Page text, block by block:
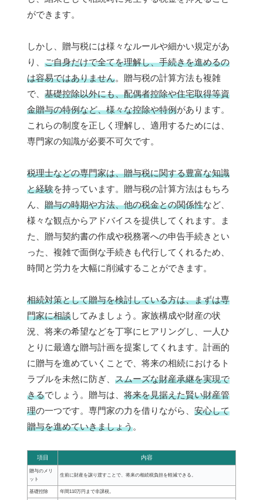
ができます。
しかし、贈与税には様々なルールや細かい規定があ
り、 ご自身だけで全てを理解し、手続きを進めるの
は容易ではありません。贈与税の計算方法も複雑
で、 基礎控除以外にも、配偶者控除や住宅取得等資
金贈与の特例など、様々な控除や特例があります。
これらの制度を正しく理解し、適用するためには、
専門家の知識が必要不可欠です。
税理士などの専門家は、贈与税に関する豊富な知識
と経験を持っています。贈与税の計算方法はもちろ
ん、 贈与の時期や方法、他の税金との関係性など、
様々な観点からアドバイスを提供してくれます。ま
た、贈与契約書の作成や税務署への申告手続きとい
った、複雑で面倒な手続きも代行してくれるため、
時間と労力を大幅に削減することができます。
相続対策として贈与を検討している方は、まずは専
門家に相談してみましょう。家族構成や財産の状
況、将来の希望などを丁寧にヒアリングし、一人ひ
とりに最適な贈与計画を提案してくれます。計画的
に贈与を進めていくことで、将来の相続におけるト
ラブルを未然に防ぎ、 スムーズな財産承継を実現で
きるでしょう。贈与は、 将来を見据えた賢い財産管
理の一つです。専門家の力を借りながら、 安心して
贈与を進めていきましょう。
項目 内容
贈与のメリ
ット
生前に財産を譲り渡すことで、将来の相続税負担を軽減できる。
基礎控除 年間110万円まで非課税。